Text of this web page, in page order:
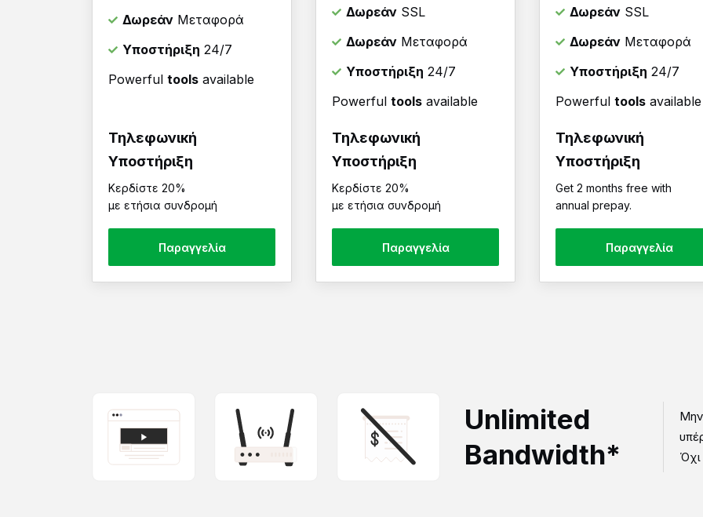
Δωρεάν Μεταφορά
Υποστήριξη 24/7
Powerful tools available
Τηλεφωνική
Υποστήριξη
Κερδίστε 20%
με ετήσια συνδρομή
Παραγγελία
Δωρεάν SSL
Δωρεάν Μεταφορά
Υποστήριξη 24/7
Powerful tools available
Τηλεφωνική
Υποστήριξη
Κερδίστε 20%
με ετήσια συνδρομή
Παραγγελία
Δωρεάν SSL
Δωρεάν Μεταφορά
Υποστήριξη 24/7
Powerful tools available
Τηλεφωνική
Υποστήριξη
Get 2 months free with
annual prepay.
Παραγγελία
Unlimited
Bandwidth*